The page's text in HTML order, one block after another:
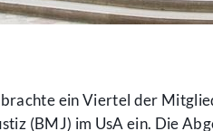
ein Viertel der
(BMJ) im UsA ein. Die